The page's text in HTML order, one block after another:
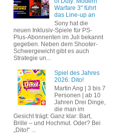
Warfare 3" führt
das Line-up an
Sony hat die
neuen Inklusiv-Spiele für PS-
Plus-Abonnenten im Juli bekannt
gegeben. Neben dem Shooter-
Schwergewicht gibt es auch
Strategie un...
Spiel des Jahres
2026: Dito!
Martin Ang | 3 bis 7
Personen | ab 10
Jahren Drei Dinge,
die man im
Gesicht trägt: Ganz klar: Bart,
Brille – und Hochmut. Oder? Bei
„Dito!“ ...